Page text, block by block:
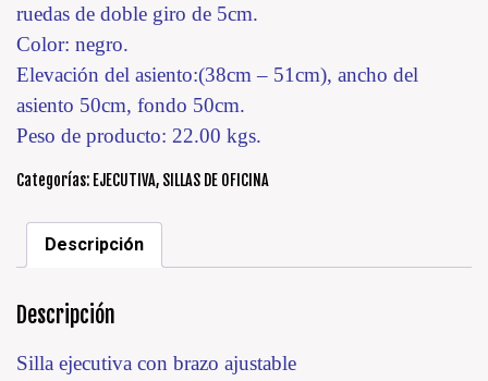
ruedas de doble giro de 5cm.
Color: negro.
Elevación del asiento:(38cm – 51cm), ancho del
asiento 50cm, fondo 50cm.
Peso de producto: 22.00 kgs.
Categorías: EJECUTIVA, SILLAS DE OFICINA
Descripción
Descripción
Silla ejecutiva con brazo ajustable